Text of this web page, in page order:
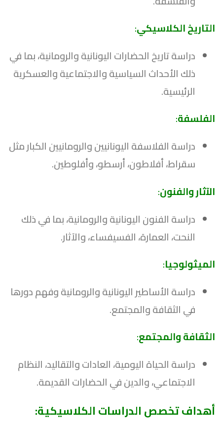
التاريخ الكلاسيكي:
دراسة تاريخ الحضارات اليونانية والرومانية، بما في
ذلك الأحداث السياسية والاجتماعية والعسكرية
الرئيسية.
الفلسفة:
دراسة الفلاسفة اليونانيين والرومانيين الكبار مثل
سقراط، أفلاطون، أرسطو، وأفلوطين.
الآثار والفنون:
دراسة الفنون اليونانية والرومانية، بما في ذلك
النحت، العمارة، الفسيفساء، والآثار.
الميثولوجيا:
دراسة الأساطير اليونانية والرومانية وفهم دورها
في الثقافة والمجتمع.
الثقافة والمجتمع:
دراسة الحياة اليومية، العادات والتقاليد، النظام
الاجتماعي، والدين في الحضارات القديمة.
أهداف تخصص الدراسات الكلاسيكية: